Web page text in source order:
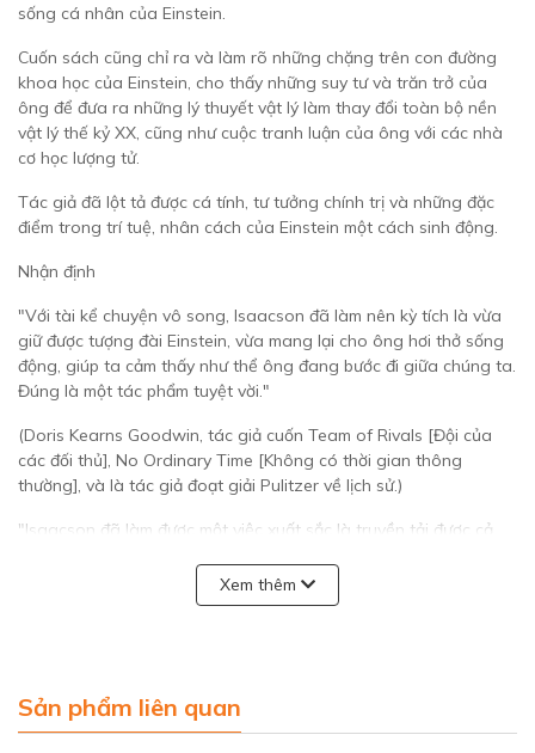
sống cá nhân của Einstein.
Cuốn sách cũng chỉ ra và làm rõ những chặng trên con đường
khoa học của Einstein, cho thấy những suy tư và trăn trở của
ông để đưa ra những lý thuyết vật lý làm thay đổi toàn bộ nền
vật lý thế kỷ XX, cũng như cuộc tranh luận của ông với các nhà
cơ học lượng tử.
Tác giả đã lột tả được cá tính, tư tưởng chính trị và những đặc
điểm trong trí tuệ, nhân cách của Einstein một cách sinh động.
Nhận định
"Với tài kể chuyện vô song, Isaacson đã làm nên kỳ tích là vừa
giữ được tượng đài Einstein, vừa mang lại cho ông hơi thở sống
động, giúp ta cảm thấy như thể ông đang bước đi giữa chúng ta.
Đúng là một tác phẩm tuyệt vời."
(Doris Kearns Goodwin, tác giả cuốn Team of Rivals [Đội của
các đối thủ], No Ordinary Time [Không có thời gian thông
thường], và là tác giả đoạt giải Pulitzer về lịch sử.)
"Isaacson đã làm được một việc xuất sắc là truyền tải được cả
của Einstein. Đây không chỉ là một cuốn tiểu sử hấp dẫn, mà mỗi
trang luôn mời chào ta đọc trang tiếp theo, mà còn là một tác
Swasey tại Đại học Case Western Reserve và là tác giả của
cuốn Hiding in the Mirror [Trốn trong gương])
Xem thêm
Sản phẩm liên quan